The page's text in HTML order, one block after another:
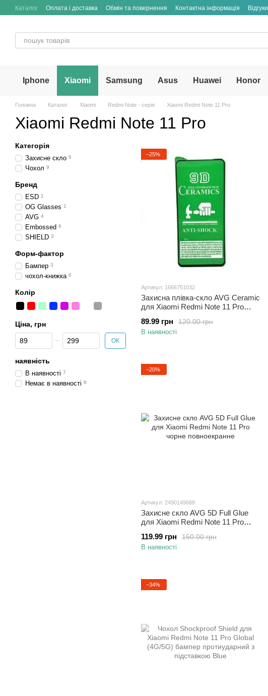
Перейти до основного контенту
Каталог Оплата і доставка Обмін та повернення Контактна інформація Відгуки
Iphone Xiaomi Samsung Asus Huawei Honor
Головна Каталог Xiaomi Redmi Note - серія Xiaomi Redmi Note 11 Pro
Xiaomi Redmi Note 11 Pro
−25%
Артикул: 1666751032
Захисна плівка-скло AVG Ceramic
для Xiaomi Redmi Note 11 Pro
120.00 грн
89.99 грн
В наявності
−20%
Артикул: 2490149688
Захисне скло AVG 5D Full Glue
для Xiaomi Redmi Note 11 Pro
150.00 грн
119.99 грн
В наявності
−34%
Категорія
Захисне скло 6
Чохол 9
Бренд
ESD 1
OG Glasses 1
AVG 4
Embossed 6
SHIELD 3
Форм-фактор
Бампер 3
чохол-книжка 6
Колір
Ціна, грн
Від Ціна, грн
До Ціна, грн ОК
наявність
В наявності 7
Немає в наявності 8